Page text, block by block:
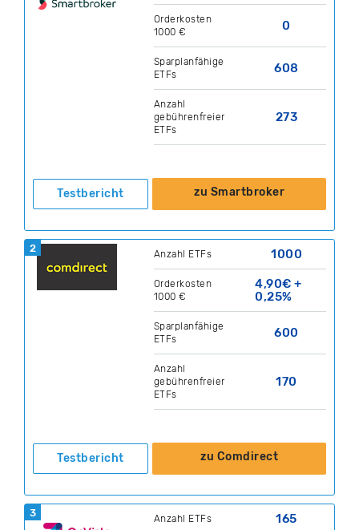
Orderkosten
1000 €
0
Sparplanfähige
ETFs
608
Anzahl
gebührenfreier
ETFs
273
Testbericht zu Smartbroker
2 Anzahl ETFs 1000
Orderkosten
1000 €
4,90€ +
0,25%
Sparplanfähige
ETFs
600
Anzahl
gebührenfreier
ETFs
170
Testbericht zu Comdirect
3 Anzahl ETFs 165